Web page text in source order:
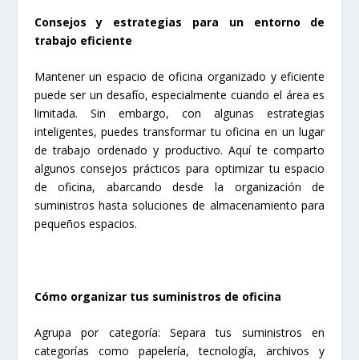
Consejos y estrategias para un entorno de
trabajo eficiente
Mantener un espacio de oficina organizado y eficiente
puede ser un desafío, especialmente cuando el área es
limitada. Sin embargo, con algunas estrategias
inteligentes, puedes transformar tu oficina en un lugar
de trabajo ordenado y productivo. Aquí te comparto
algunos consejos prácticos para optimizar tu espacio
de oficina, abarcando desde la organización de
suministros hasta soluciones de almacenamiento para
pequeños espacios.
Cómo organizar tus suministros de oficina
Agrupa por categoría: Separa tus suministros en
categorías como papelería, tecnología, archivos y